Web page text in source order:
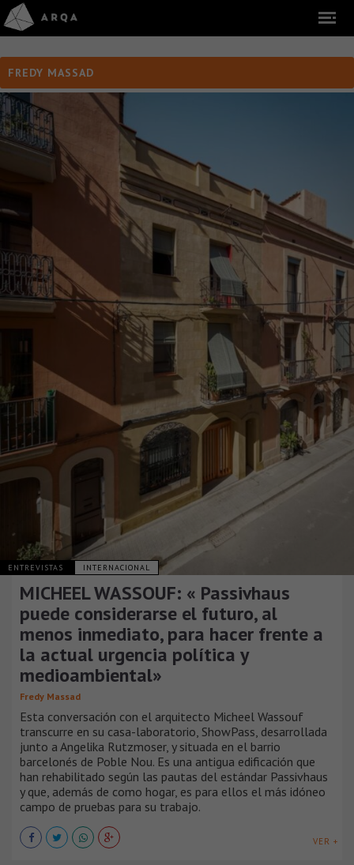
FREDY MASSAD
ENTREVISTAS INTERNACIONAL
MICHEEL WASSOUF: « Passivhaus
puede considerarse el futuro, al
menos inmediato, para hacer frente a
la actual urgencia política y
medioambiental»
Fredy Massad
Esta conversación con el arquitecto Micheel Wassouf
transcurre en su casa-laboratorio, ShowPass, desarrollada
junto a Angelika Rutzmoser, y situada en el barrio
barcelonés de Poble Nou. Es una antigua edificación que
han rehabilitado según las pautas del estándar Passivhaus
y que, además de como hogar, es para ellos el más idóneo
campo de pruebas para su trabajo.
VER +